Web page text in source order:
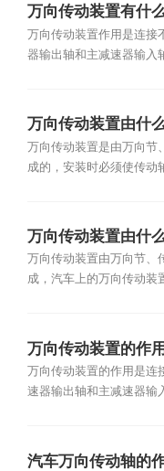
万向传动装置有什
万向传动装置作用是连接
器输出轴和主减速器输入
万向传动装置由什
万向传动装置是由万向节
成的，安装时必须使传动
万向传动装置由什
万向传动装置由万向节、
成，汽车上的万向传动装
万向传动装置的作
万向传动装置的作用是连
速器输出轴和主减速器输
汽车万向传动轴的